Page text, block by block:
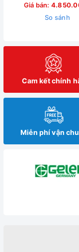
Giá bán:
So sánh
Cam kết chính
Miễn phí vận